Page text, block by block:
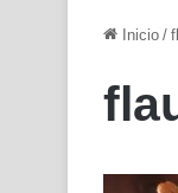
Inicio /